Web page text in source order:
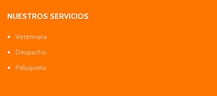
NUESTROS SERVICIOS
Veterinaria
Despacho
Peluquería